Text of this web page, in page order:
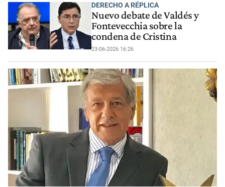
DERECHO A RÉPLICA
Nuevo debate de Valdés y
Fontevecchia sobre la
condena de Cristina
23-06-2026 16:26